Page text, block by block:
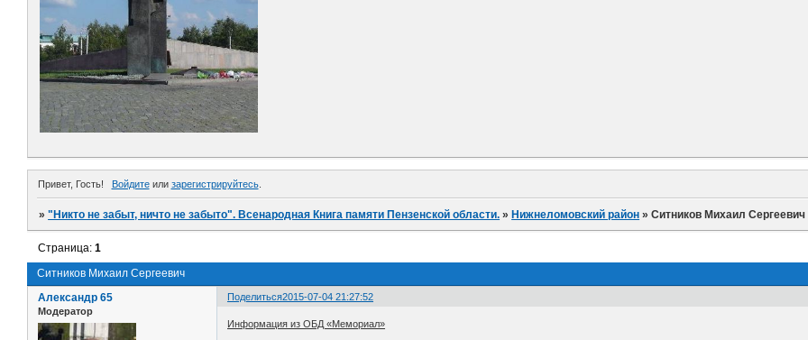
Привет, Гость! Войдитеили зарегистрируйтесь.
»"Никто не забыт, ничто не забыто". Всенародная Книга памяти Пензенской области. » Нижнеломовский район »Ситников Михаил Сергеевич
Ситников Михаил Сергеевич
Страница:1
Поделиться2015-07-04 21:27:52
Александр 65
Модератор
Информация из ОБД «Мемориал»